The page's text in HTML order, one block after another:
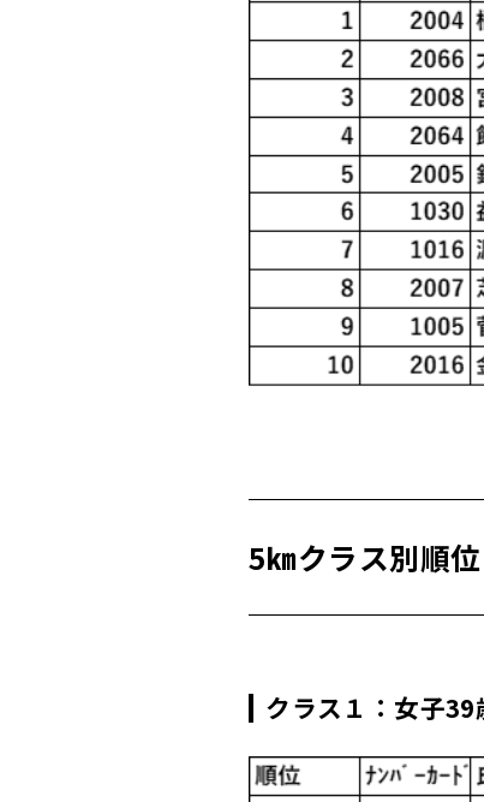
5㎞クラス別順位
クラス１：女子39